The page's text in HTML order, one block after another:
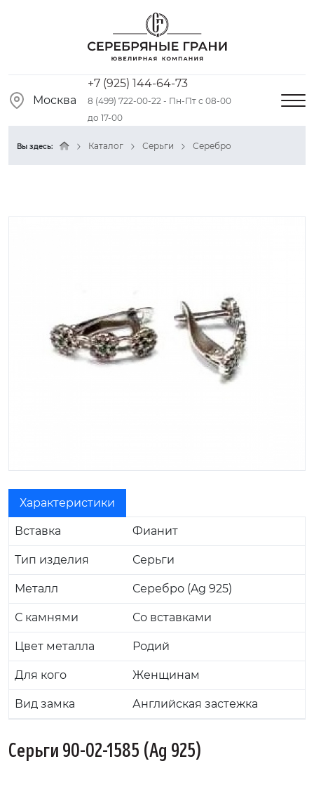
Москва
+7 (925) 144-64-73
8 (499) 722-00-22 - Пн-Пт с 08-00
до 17-00
Вы здесь: Каталог Серьги Серебро
Характеристики
Вставка Фианит
Тип изделия Серьги
Металл Серебро (Ag 925)
С камнями Со вставками
Цвет металла Родий
Для кого Женщинам
Вид замка Английская застежка
Серьги 90-02-1585 (Ag 925)